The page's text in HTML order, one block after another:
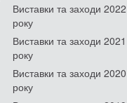
Виставки та заходи 2022
року
Виставки та заходи 2021
року
Виставки та заходи 2020
року